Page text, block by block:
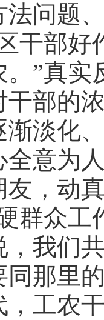
法问题
干部
”真
干部的
渐淡化
全意为
友，动
众工作
，我们
同那里
，工农